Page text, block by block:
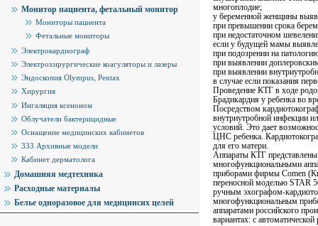
Монитор пациента, фетальный монитор
Мониторы пациента
Фетальные мониторы
Электрокардиограф
Электрохирургические коагуляторы и лазеры
Эндоскопия Olympus, Pentax
Хирургия
Ингаляция ксеноном
Облучатели бактерицидные
Оснащение медицинских кабинетов
333 Архивные модели
Кабинет дерматолога
Домашняя медтехника
Расходные материалы
Белье одноразовое для медицинсих целей
многоплодие;
у беременной женщины
при превышении срока
при недостаточном
если у будущей мамы
при подозрении на
при выявлении
при выявлении
в случае если показания
Проведение КТГ в ходе
Брадикардия у ребенка во
Посредством
внутриутробной инфекции
условий. Это дает
ЦНС ребенка.
для его матери.
Аппараты КТГ
многофункциональными
приборами фирмы Comen
переносной моделью STAR
ручным эхографом-
многофункциональным
аппаратами российского
вариантах: с